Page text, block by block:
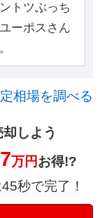
トツぶっち
ーポスさん
相場を調べる
しよう
万円お得!?
秒で完了！